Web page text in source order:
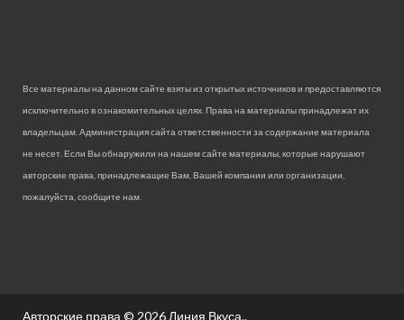
Все материалы на данном сайте взяты из открытых источников и предоставляются
исключительно в ознакомительных целях. Права на материалы принадлежат их
владельцам. Администрация сайта ответственности за содержание материала
не несет. Если Вы обнаружили на нашем сайте материалы, которые нарушают
авторские права, принадлежащие Вам, Вашей компании или организации,
пожалуйста, сообщите нам.
Авторские права © 2026Линия Вкуса..